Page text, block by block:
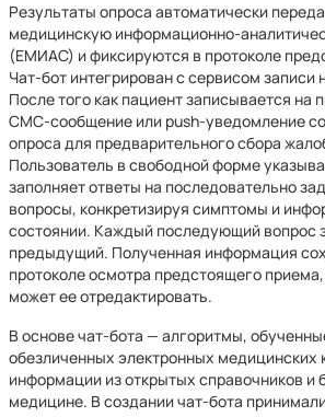
Результаты опроса автоматически
медицинскую информационно-
(ЕМИАС) и фиксируются в протоколе
Чат-бот интегрирован с сервисом
После того как пациент записывается на
СМС-сообщение или push-уведомление
опроса для предварительного сбора
Пользователь в свободной форме
заполняет ответы на последовательно
вопросы, конкретизируя симптомы и
состоянии. Каждый последующий вопрос
предыдущий. Полученная информация
протоколе осмотра предстоящего
может ее отредактировать.
В основе чат-бота — алгоритмы,
обезличенных электронных медицинских
информации из открытых справочников и
медицине. В создании чат-бота